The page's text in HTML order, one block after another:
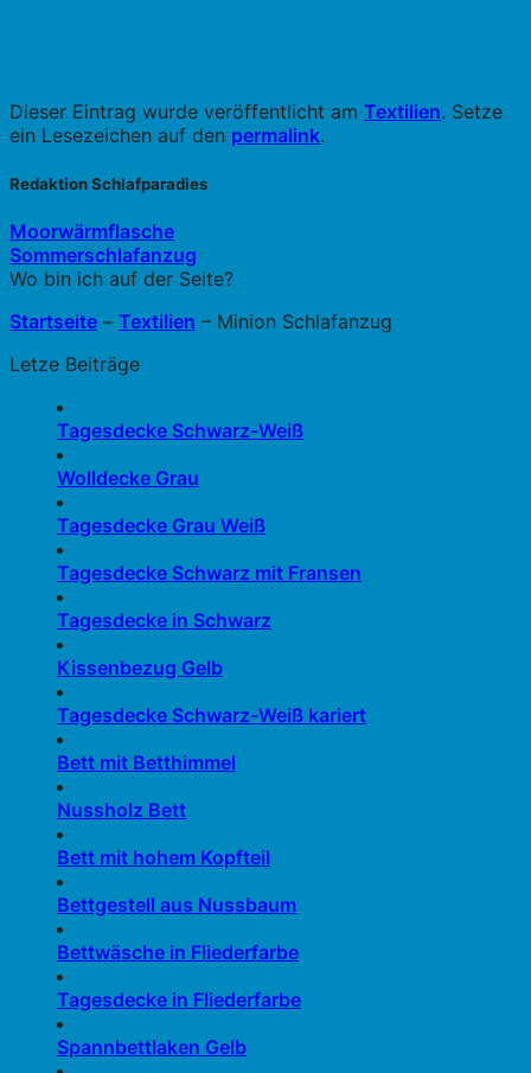
Dieser Eintrag wurde veröffentlicht am Textilien. Setze
ein Lesezeichen auf den permalink.
Redaktion Schlafparadies
Moorwärmflasche
Sommerschlafanzug
Wo bin ich auf der Seite?
Startseite – Textilien – Minion Schlafanzug
Letze Beiträge
Tagesdecke Schwarz-Weiß
Wolldecke Grau
Tagesdecke Grau Weiß
Tagesdecke Schwarz mit Fransen
Tagesdecke in Schwarz
Kissenbezug Gelb
Tagesdecke Schwarz-Weiß kariert
Bett mit Betthimmel
Nussholz Bett
Bett mit hohem Kopfteil
Bettgestell aus Nussbaum
Bettwäsche in Fliederfarbe
Tagesdecke in Fliederfarbe
Spannbettlaken Gelb